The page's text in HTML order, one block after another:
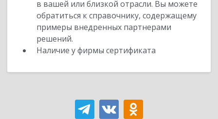
в вашей или близкой отрасли. Вы можете
обратиться к справочнику, содержащему
примеры внедренных партнерами
решений.
Наличие у фирмы сертификата